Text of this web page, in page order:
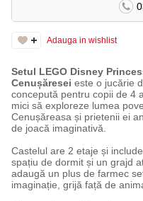
Adauga in wishlist
Setul LEGO Disney
Cenușăresei este o jucărie
concepută pentru copii de 4
mici să exploreze lumea
Cenușăreasa și prietenii ei
de joacă imaginativă.
Castelul are 2 etaje și
spațiu de dormit și un grajd
adaugă un plus de farmec
imaginație, grijă față de